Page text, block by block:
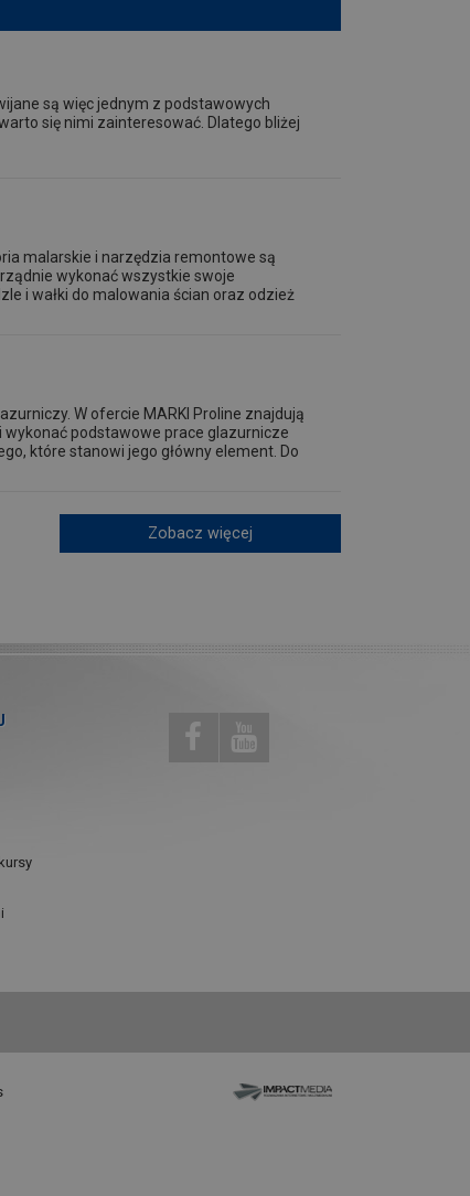
są więc jednym z podstawowych
się nimi zainteresować. Dlatego bliżej
malarskie i narzędzia remontowe są
wykonać wszystkie swoje
i wałki do malowania ścian oraz odzież
W ofercie MARKI Proline znajdują
podstawowe prace glazurnicze
które stanowi jego główny element. Do
Zobacz więcej